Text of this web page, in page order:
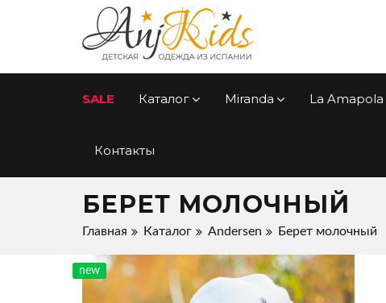
SALE Каталог Miranda La Amapola
Контакты
БЕРЕТ МОЛОЧНЫЙ
Главная Каталог Andersen Берет молочный
new